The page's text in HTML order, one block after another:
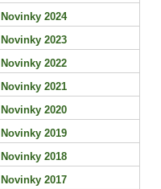
Novinky 2024
Novinky 2023
Novinky 2022
Novinky 2021
Novinky 2020
Novinky 2019
Novinky 2018
Novinky 2017